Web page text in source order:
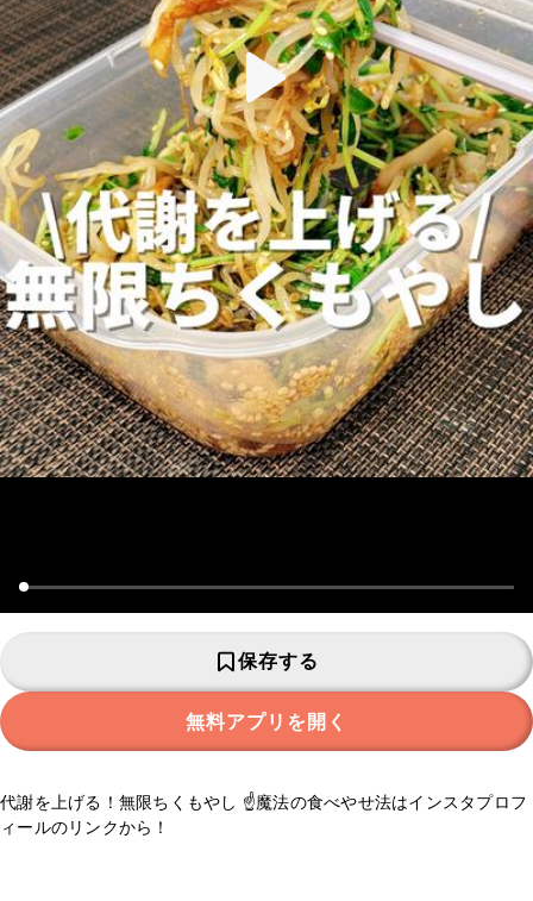
保存する
無料アプリを開く
代謝を上げる！無限ちくもやし ☝️魔法の食べやせ法はインスタプロフ
ィールのリンクから！